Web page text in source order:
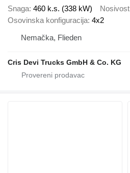
Snaga 460 k.s. (338 kW) Nosivost
Osovinska konfiguracija 4x2
Nemačka, Flieden
Cris Devi Trucks GmbH & Co. KG